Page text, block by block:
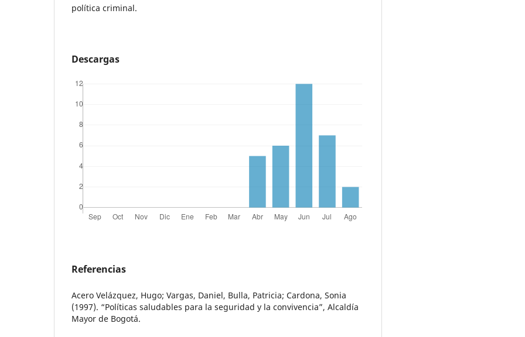
política criminal.
Descargas
Referencias
Acero Velázquez, Hugo; Vargas, Daniel, Bulla, Patricia; Cardona, Sonia
(1997). “Políticas saludables para la seguridad y la convivencia”, Alcaldía
Mayor de Bogotá.